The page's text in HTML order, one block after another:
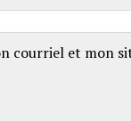
courriel et mon